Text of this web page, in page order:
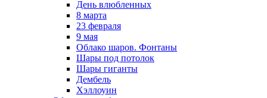
День влюбленных
8 марта
23 февраля
9 мая
Облако шаров. Фонтаны
Шары под потолок
Шары гиганты
Дембель
Хэллоуин